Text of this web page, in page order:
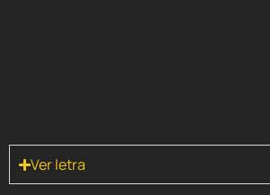
Ver letra